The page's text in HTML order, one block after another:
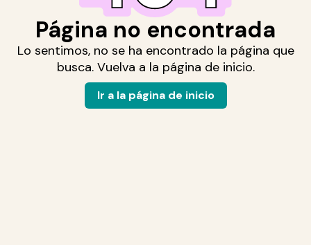
Página no encontrada
Lo sentimos, no se ha encontrado la página que
busca. Vuelva a la página de inicio.
Ir a la página de inicio